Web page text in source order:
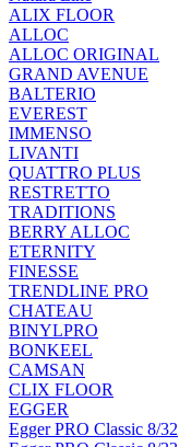
ALIX FLOOR
ALLOC
ALLOC ORIGINAL
GRAND AVENUE
BALTERIO
EVEREST
IMMENSO
LIVANTI
QUATTRO PLUS
RESTRETTO
TRADITIONS
BERRY ALLOC
ETERNITY
FINESSE
TRENDLINE PRO
CHATEAU
BINYLPRO
BONKEEL
CAMSAN
CLIX FLOOR
EGGER
Egger PRO Classic 8/32